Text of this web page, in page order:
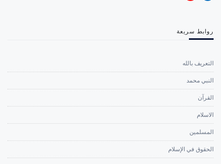
روابط سريعة
التعريف بالله
النبي محمد
القرآن
الاسلام
المسلمين
الحقوق في الإسلام